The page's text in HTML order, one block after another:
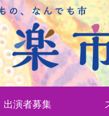
出演者募集